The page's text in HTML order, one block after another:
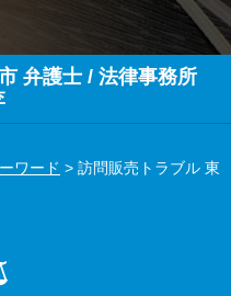
弁護士 / 法律事務所
ワード > 訪問販売トラブル 東